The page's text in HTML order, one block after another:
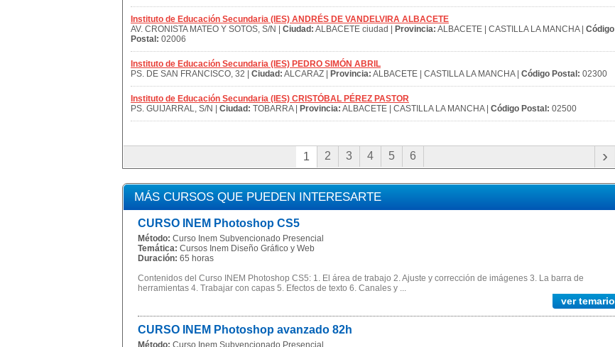
Instituto de Educación Secundaria (IES) ANDRÉS DE VANDELVIRA ALBACETE
AV. CRONISTA MATEO Y SOTOS, S/N | Ciudad: ALBACETE ciudad | Provincia: ALBACETE | CASTILLA LA MANCHA | Código
Postal: 02006
Instituto de Educación Secundaria (IES) PEDRO SIMÓN ABRIL
PS. DE SAN FRANCISCO, 32 | Ciudad: ALCARAZ | Provincia: ALBACETE | CASTILLA LA MANCHA | Código Postal: 02300
Instituto de Educación Secundaria (IES) CRISTÓBAL PÉREZ PASTOR
PS. GUIJARRAL, S/N | Ciudad: TOBARRA | Provincia: ALBACETE | CASTILLA LA MANCHA | Código Postal: 02500
1 2 3 4 5 6 ›
MÁS CURSOS QUE PUEDEN INTERESARTE
CURSO INEM Photoshop CS5
Método: Curso Inem Subvencionado Presencial
Temática: Cursos Inem Diseño Gráfico y Web
Duración: 65 horas
Contenidos del Curso INEM Photoshop CS5: 1. El área de trabajo 2. Ajuste y corrección de imágenes 3. La barra de
herramientas 4. Trabajar con capas 5. Efectos de texto 6. Canales y ...
ver temario
CURSO INEM Photoshop avanzado 82h
Método: Curso Inem Subvencionado Presencial